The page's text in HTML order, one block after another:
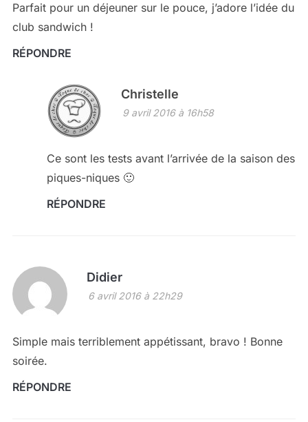
Parfait pour un déjeuner sur le pouce, j’adore l’idée du
club sandwich !
RÉPONDRE
Christelle
9 avril 2016 à 16h58
Ce sont les tests avant l’arrivée de la saison des
piques-niques 🙂
RÉPONDRE
Didier
6 avril 2016 à 22h29
Simple mais terriblement appétissant, bravo ! Bonne
soirée.
RÉPONDRE